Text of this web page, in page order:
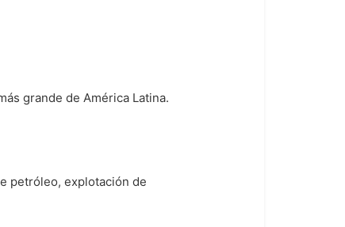
grande de América Latina.
petróleo, explotación de